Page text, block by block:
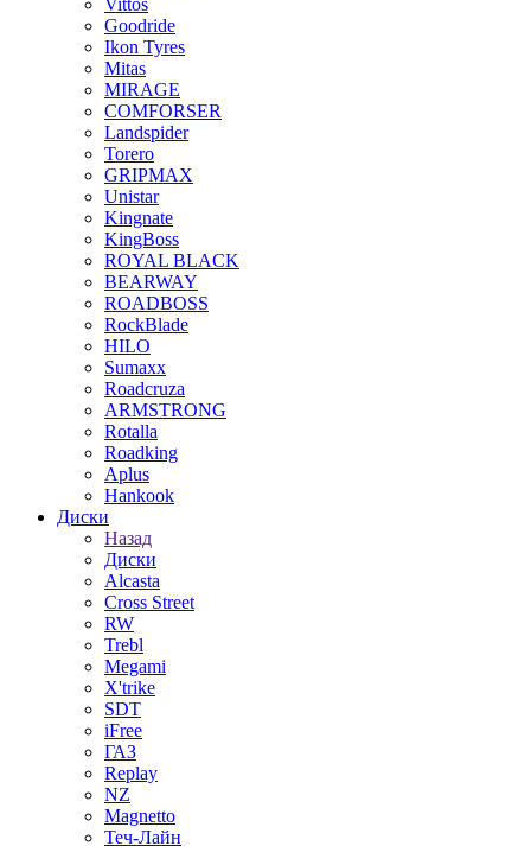
Vittos
Goodride
Ikon Tyres
Mitas
MIRAGE
COMFORSER
Landspider
Torero
GRIPMAX
Unistar
Kingnate
KingBoss
ROYAL BLACK
BEARWAY
ROADBOSS
RockBlade
HILO
Sumaxx
Roadcruza
ARMSTRONG
Rotalla
Roadking
Aplus
Hankook
Диски
Назад
Диски
Alcasta
Cross Street
RW
Trebl
Megami
X'trike
SDT
iFree
ГАЗ
Replay
NZ
Magnetto
Теч-Лайн